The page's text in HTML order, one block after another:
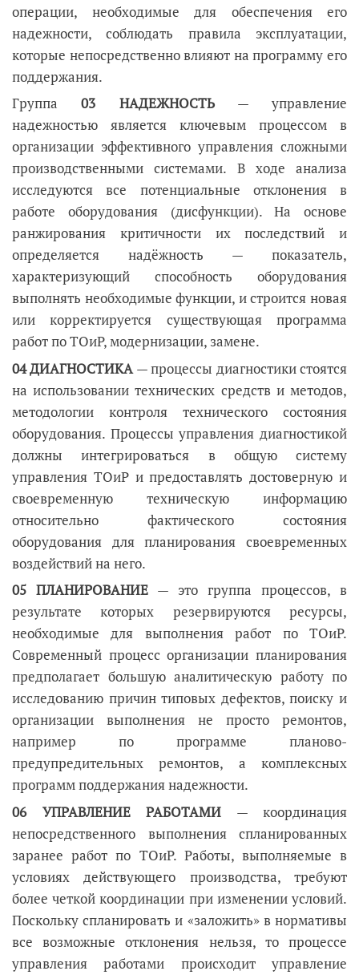
операции, необходимые для обеспечения его
надежности, соблюдать правила эксплуатации,
которые непосредственно влияют на программу его
поддержания.
Группа 03 НАДЕЖНОСТЬ— управление
надежностью является ключевым процессом в
организации эффективного управления сложными
производственными системами. В ходе анализа
исследуются все потенциальные отклонения в
работе оборудования (дисфункции). На основе
ранжирования критичности их последствий и
определяется надёжность — показатель,
характеризующий способность оборудования
выполнять необходимые функции, и строится новая
или корректируется существующая программа
работ по ТОиР, модернизации, замене.
04 ДИАГНОСТИКА — процессы диагностики стоятся
на использовании технических средств и методов,
методологии контроля технического состояния
оборудования. Процессы управления диагностикой
должны интегрироваться в общую систему
управления ТОиР и предоставлять достоверную и
своевременную техническую информацию
относительно фактического состояния
оборудования для планирования своевременных
воздействий на него.
05 ПЛАНИРОВАНИЕ — это группа процессов, в
результате которых резервируются ресурсы,
необходимые для выполнения работ по ТОиР.
Современный процесс организации планирования
предполагает большую аналитическую работу по
исследованию причин типовых дефектов, поиску и
организации выполнения не просто ремонтов,
например по программе планово-
предупредительных ремонтов, а комплексных
программ поддержания надежности.
06 УПРАВЛЕНИЕ РАБОТАМИ — координация
непосредственного выполнения спланированных
заранее работ по ТОиР. Работы, выполняемые в
условиях действующего производства, требуют
более четкой координации при изменении условий.
Поскольку спланировать и «заложить» в нормативы
все возможные отклонения нельзя, то процессе
управления работами происходит управление